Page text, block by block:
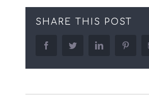
SHARE THIS POST
facebooktwitter linkedin